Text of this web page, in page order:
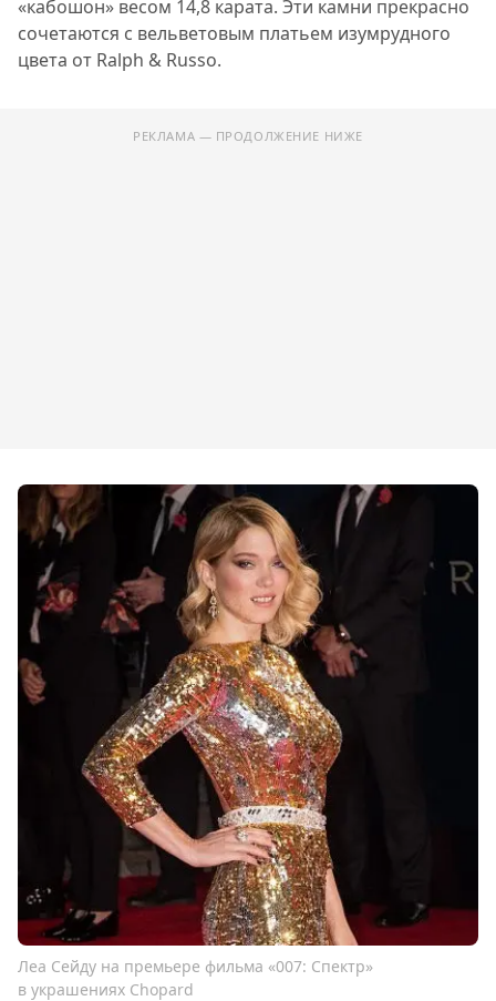
«кабошон» весом 14,8 карата. Эти камни прекрасно
сочетаются с вельветовым платьем изумрудного
цвета от Ralph & Russo.
РЕКЛАМА — ПРОДОЛЖЕНИЕ НИЖЕ
Леа Сейду на премьере фильма «007: Спектр»
в украшениях Chopard